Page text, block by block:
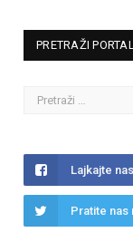
PRETRAŽI
Lajkajte
Pratite nas